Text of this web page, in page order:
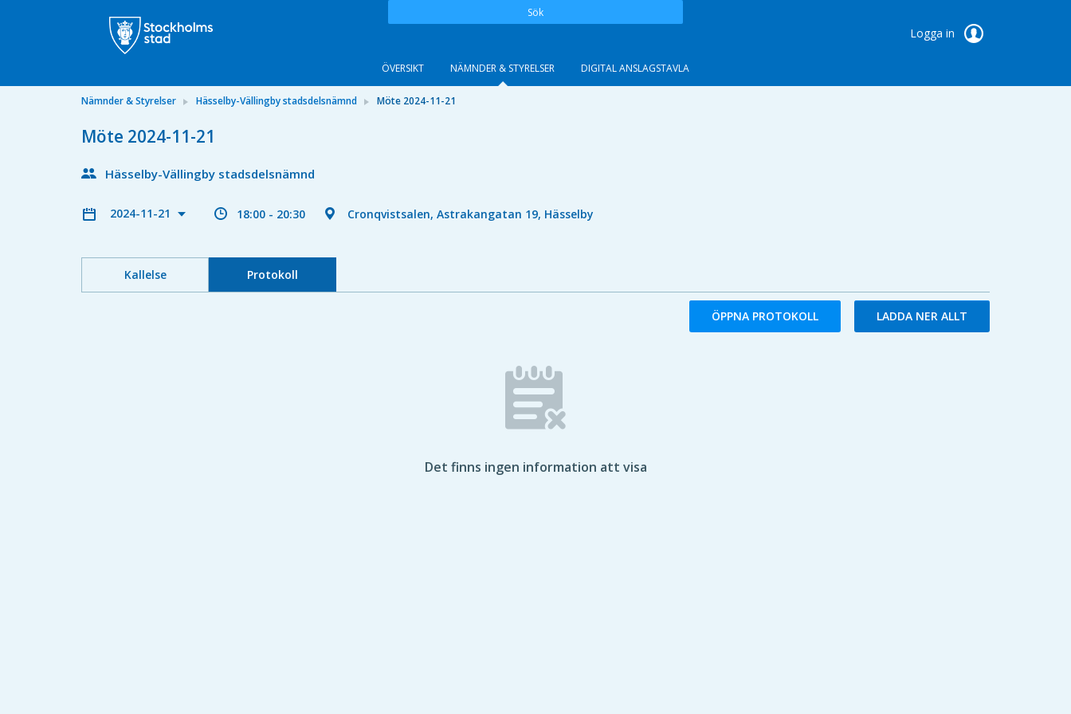
Sök
Logga in
ÖVERSIKT NÄMNDER & STYRELSER DIGITAL ANSLAGSTAVLA
Nämnder & Styrelser Hässelby-Vällingby stadsdelsnämnd Möte 2024-11-21
Möte 2024-11-21
Hässelby-Vällingby stadsdelsnämnd
2024-11-21 18:00 - 20:30 Cronqvistsalen, Astrakangatan 19, Hässelby
Kallelse Protokoll
ÖPPNA PROTOKOLL LADDA NER ALLT
Det finns ingen information att visa